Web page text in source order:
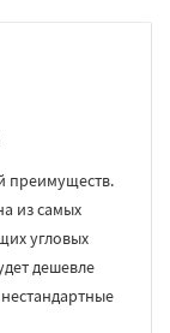
преимуществ.
из самых
угловых
дешевле